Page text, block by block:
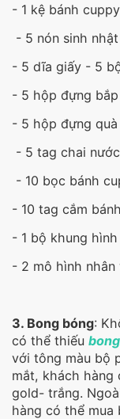
- 1 kệ bánh
- 5 nón sinh
- 5 dĩa giấy - 5
- 5 hộp đựng bắp
- 5 hộp đựng quà
- 5 tag chai nước
- 10 bọc bánh
- 10 tag cắm
- 1 bộ khung
- 2 mô hình
3. Bong bóng:
có thể thiếu
với tông màu bộ
mắt, khách hàng
gold- trắng.
hàng có thể mua